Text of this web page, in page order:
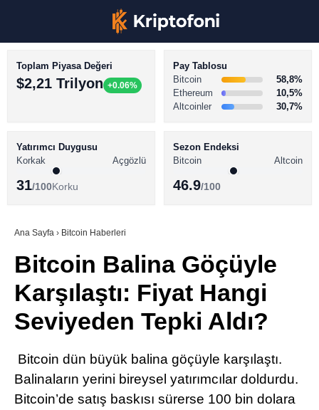
Youtube
TikTok
LinkedIn
BİTCOİN HABERLERİ
ALTCOİN HABERLERİ
SÖZLÜK
Toplam Piyasa Değeri
$2,21 Trilyon +0.06%
Pay Tablosu
Bitcoin
58,8%
Ethereum
10,5%
Altcoinler
30,7%
Yatırımcı Duygusu
Korkak
Açgözlü
31/100Korku
Sezon Endeksi
Bitcoin
Altcoin
46.9/100
Ana Sayfa › Bitcoin Haberleri
Bitcoin Balina Göçüyle
Karşılaştı: Fiyat Hangi
Seviyeden Tepki Aldı?
Bitcoin dün büyük balina göçüyle karşılaştı.
Balinaların yerini bireysel yatırımcılar doldurdu.
Bitcoin’de satış baskısı sürerse 100 bin dolara